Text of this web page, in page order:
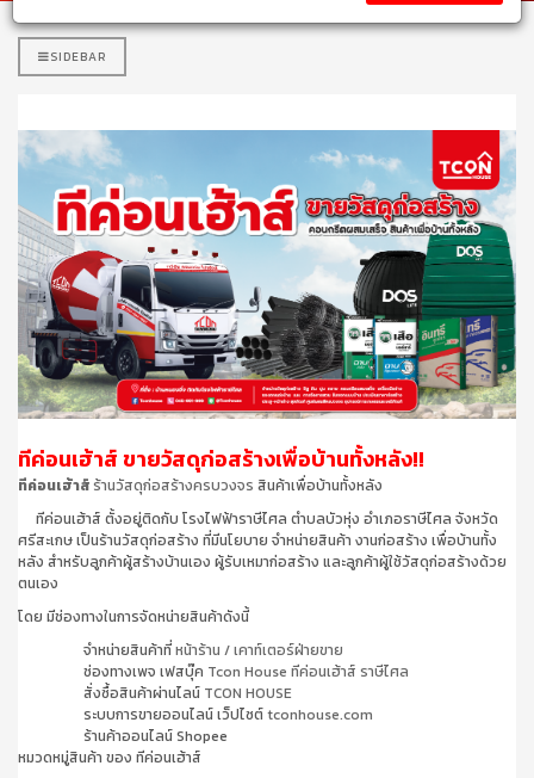
SIDEBAR
ทีค่อนเฮ้าส์ ขายวัสดุก่อสร้างเพื่อบ้านทั้งหลัง!!
ทีค่อนเฮ้าส์ร้านวัสดุก่อสร้างครบวงจร สินค้าเพื่อบ้านทั้งหลัง
ทีค่อนเฮ้าส์ ตั้งอยู่ติดกับ โรงไฟฟ้าราษีไศล ตำบลบัวหุ่ง อำเภอราษีไศล จังหวัด
ศรีสะเกษ เป็นร้านวัสดุก่อสร้าง ที่มีนโยบาย จำหน่ายสินค้า งานก่อสร้าง เพื่อบ้านทั้ง
หลัง สำหรับลูกค้าผู้สร้างบ้านเอง ผู้รับเหมาก่อสร้าง และลูกค้าผู้ใช้วัสดุก่อสร้างด้วย
ตนเอง
โดย มีช่องทางในการจัดหน่ายสินค้าดังนี้
จำหน่ายสินค้าที่หน้าร้าน / เคาท์เตอร์ฝ่ายขาย
ช่องทางเพจ เฟสบุ๊ค Tcon House ทีค่อนเฮ้าส์ ราษีไศล
สั่งซื้อสินค้าผ่านไลน์ TCON HOUSE
ระบบการขายออนไลน์ เว็ปไซต์tconhouse.com
ร้านค้าออนไลน์ Shopee
หมวดหมู่สินค้า ของ ทีค่อนเฮ้าส์